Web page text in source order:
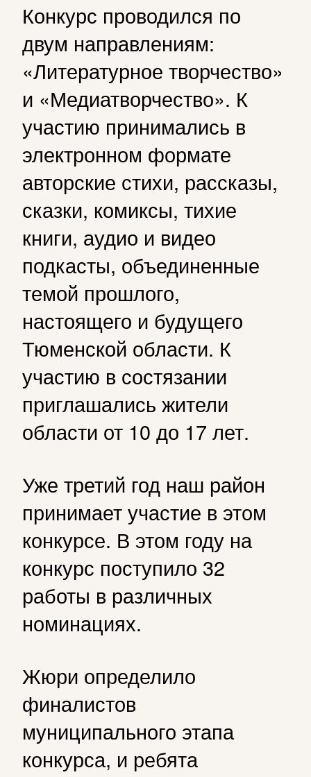
Конкурс проводился по
двум направлениям:
«Литературное творчество»
и «Медиатворчество». К
участию принимались в
электронном формате
авторские стихи, рассказы,
сказки, комиксы, тихие
книги, аудио и видео
подкасты, объединенные
темой прошлого,
настоящего и будущего
Тюменской области. К
участию в состязании
приглашались жители
области от 10 до 17 лет.
Уже третий год наш район
принимает участие в этом
конкурсе. В этом году на
конкурс поступило 32
работы в различных
номинациях.
Жюри определило
финалистов
муниципального этапа
конкурса, и ребята